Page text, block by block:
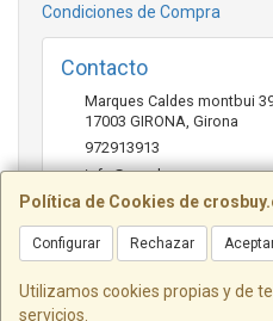
Política de Cookies de
Configurar Rechazar
Utilizamos cookies propias y de
servicios.
Condiciones de Compra
Contacto
Marques Caldes montbui
17003 GIRONA Girona
972913913
info@crosbuy.com
Horario
de 10:00 a 13:30 y de 16:30 a